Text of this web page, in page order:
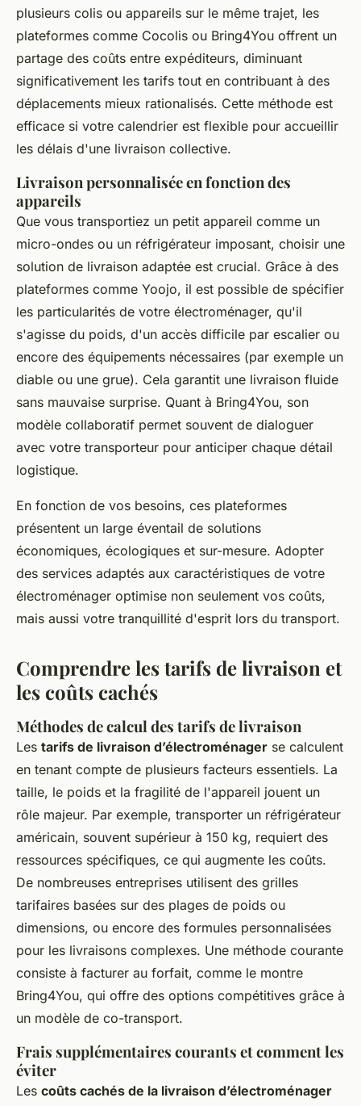
plusieurs colis ou appareils sur le même trajet, les
plateformes comme Cocolis ou Bring4You offrent un
partage des coûts entre expéditeurs, diminuant
significativement les tarifs tout en contribuant à des
déplacements mieux rationalisés. Cette méthode est
efficace si votre calendrier est flexible pour accueillir
les délais d'une livraison collective.
Livraison personnalisée en fonction des
appareils
Que vous transportiez un petit appareil comme un
micro-ondes ou un réfrigérateur imposant, choisir une
solution de livraison adaptée est crucial. Grâce à des
plateformes comme Yoojo, il est possible de spécifier
les particularités de votre électroménager, qu'il
s'agisse du poids, d'un accès difficile par escalier ou
encore des équipements nécessaires (par exemple un
diable ou une grue). Cela garantit une livraison fluide
sans mauvaise surprise. Quant à Bring4You, son
modèle collaboratif permet souvent de dialoguer
avec votre transporteur pour anticiper chaque détail
logistique.
En fonction de vos besoins, ces plateformes
présentent un large éventail de solutions
économiques, écologiques et sur-mesure. Adopter
des services adaptés aux caractéristiques de votre
électroménager optimise non seulement vos coûts,
mais aussi votre tranquillité d'esprit lors du transport.
Comprendre les tarifs de livraison et
les coûts cachés
Méthodes de calcul des tarifs de livraison
Les tarifs de livraison d’électroménager se calculent
en tenant compte de plusieurs facteurs essentiels. La
taille, le poids et la fragilité de l'appareil jouent un
rôle majeur. Par exemple, transporter un réfrigérateur
américain, souvent supérieur à 150 kg, requiert des
ressources spécifiques, ce qui augmente les coûts.
De nombreuses entreprises utilisent des grilles
tarifaires basées sur des plages de poids ou
dimensions, ou encore des formules personnalisées
pour les livraisons complexes. Une méthode courante
consiste à facturer au forfait, comme le montre
Bring4You, qui offre des options compétitives grâce à
un modèle de co-transport.
Frais supplémentaires courants et comment les
éviter
Les coûts cachés de la livraison d’électroménager